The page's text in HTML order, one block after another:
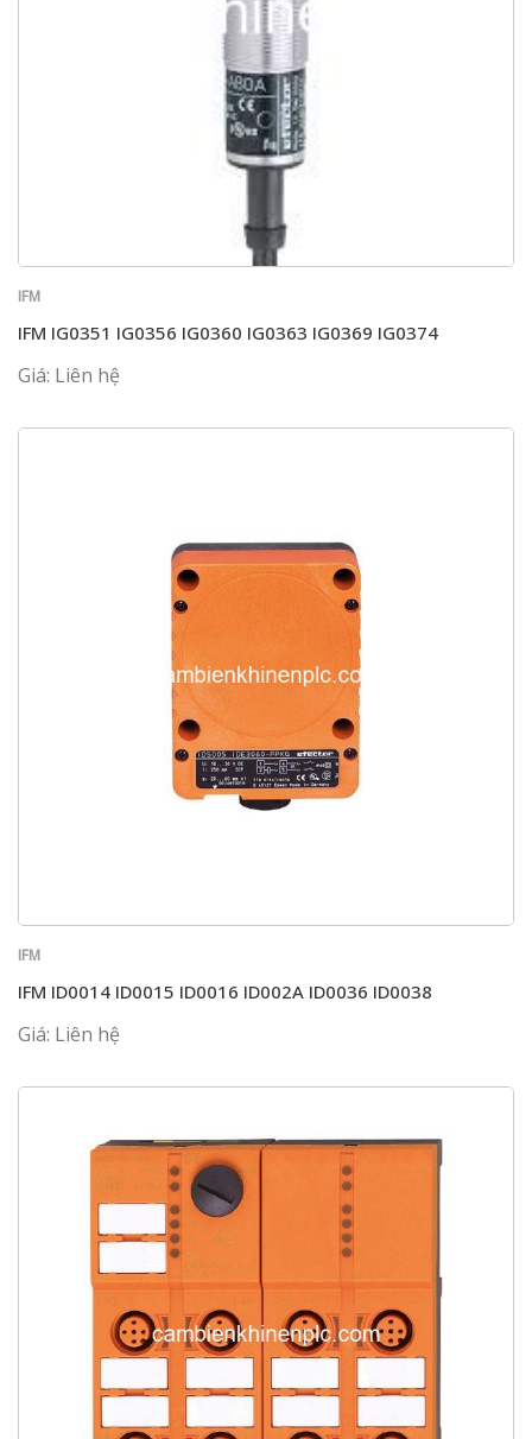
IFM
IFM IG0351 IG0356 IG0360 IG0363 IG0369 IG0374
Giá: Liên hệ
IFM
IFM ID0014 ID0015 ID0016 ID002A ID0036 ID0038
Giá: Liên hệ